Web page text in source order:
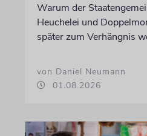
Warum der
Heuchelei und
später zum Verhängnis
von Daniel Neumann
01.08.2026